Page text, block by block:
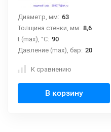
Диаметр, мм: 63
Толщина стенки, мм: 8,6
t (max), °С: 90
Давление (max), бар: 20
К сравнению
В корзину